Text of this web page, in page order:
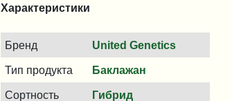
Характеристики
Бренд United Genetics
Тип продукта Баклажан
Сортность Гибрид